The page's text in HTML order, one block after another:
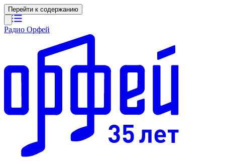
Перейти к содержанию
Радио Орфей